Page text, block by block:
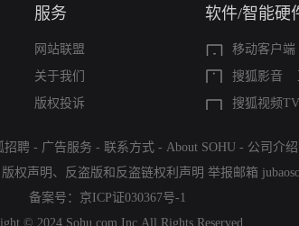
服务
网站联盟
关于我们
版权投诉
软件/智能硬
移动客户端
搜狐影音
搜狐视频
招聘 - 广告服务 - 联系方式 - About SOHU - 公司介绍
版权声明 、 反盗版和反盗链权利声明 举报邮箱
备案号： 京ICP证030367号-1
© 2024 Sohu.com Inc.All Rights Reserved.